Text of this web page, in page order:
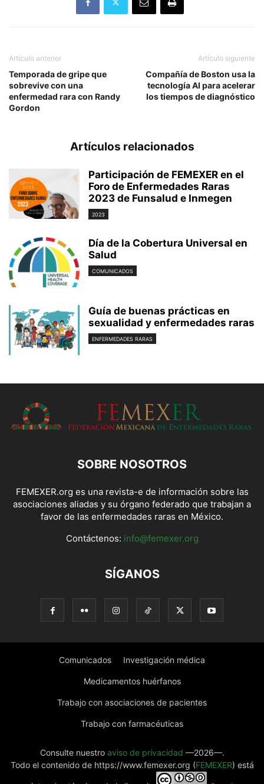
Artículo anterior
Temporada de gripe que
sobrevive con una
enfermedad rara con Randy
Gordon
Artículo siguiente
Compañía de Boston usa la
tecnología AI para acelerar
los tiempos de diagnóstico
Artículos relacionados
Participación de FEMEXER en el
Foro de Enfermedades Raras
2023 de Funsalud e Inmegen
2023
Día de la Cobertura Universal en
Salud
COMUNICADOS
Guía de buenas prácticas en
sexualidad y enfermedades raras
ENFERMEDADES RARAS
SOBRE NOSOTROS
FEMEXER.org es una revista-e de información sobre las
asociaciones aliadas y su órgano federado que trabajan a
favor de las enfermedades raras en México.
Contáctenos: info@femexer.org
SÍGANOS
Comunicados Investigación médica
Medicamentos huérfanos
Trabajo con asociaciones de pacientes
Trabajo con farmacéuticas
Consulte nuestro aviso de privacidad —2026—.
Todo el contenido de https://www.femexer.org (FEMEXER) está